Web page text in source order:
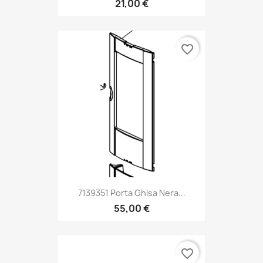
21,00 €
7139351 Porta Ghisa Nera...
55,00 €
favorite_border
favorite_border